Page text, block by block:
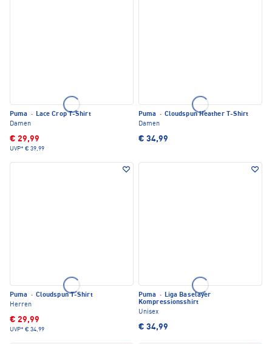
Puma · Lace Crop T-Shirt
Damen
€ 29,99
UVP* € 39,99
Puma · Cloudspun Heather T-Shirt
Damen
€ 34,99
Puma · Cloudspun T-Shirt
Herren
€ 29,99
UVP* € 34,99
Puma · Liga Baselayer
Kompressionsshirt
Unisex
€ 34,99